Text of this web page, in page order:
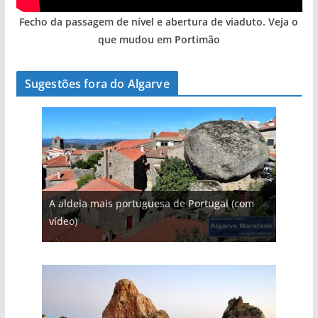
Fecho da passagem de nível e abertura de viaduto. Veja o
que mudou em Portimão
Sugestões fora do Algarve
A aldeia mais portuguesa de Portugal (com
vídeo)
A piscina natural com cascata
As portas do rio Tejo (com vídeo)